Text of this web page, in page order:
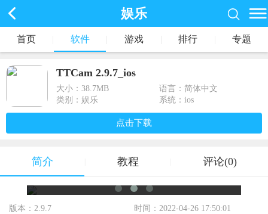
娱乐
首页 软件 游戏 排行 专题
TTCam 2.9.7_ios
大小： 38.7MB
语言：简体中文
类别：娱乐
系统：ios
点击下载
简介 教程 评论(0)
版本：2.9.7 时间：2022-04-26 17:50:01